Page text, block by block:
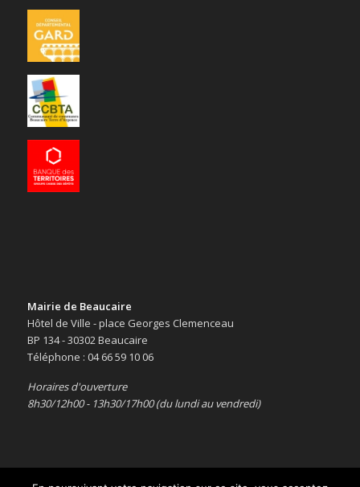
Mairie de Beaucaire
Hôtel de Ville - place Georges Clemenceau
BP 134 - 30302 Beaucaire
Téléphone : 04 66 59 10 06
Horaires d'ouverture
8h30/12h00 - 13h30/17h00 (du lundi au vendredi)